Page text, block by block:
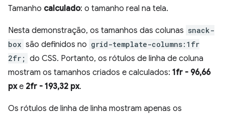
Tamanho calculado: o tamanho real na tela.
Nesta demonstração, os tamanhos das colunas snack-
box são definidos no grid-template-columns:1fr
2fr; do CSS. Portanto, os rótulos de linha de coluna
mostram os tamanhos criados e calculados: 1fr - 96,66
pxe 2fr - 193,32 px.
Os rótulos de linha de linha mostram apenas os